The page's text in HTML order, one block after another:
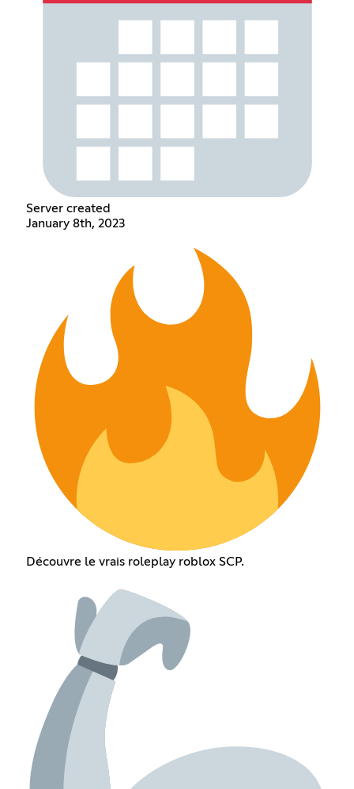
Server created
January 8th, 2023
Découvre le vrais roleplay roblox SCP.